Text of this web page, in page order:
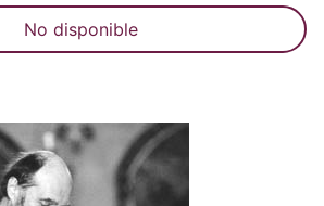
No disponible